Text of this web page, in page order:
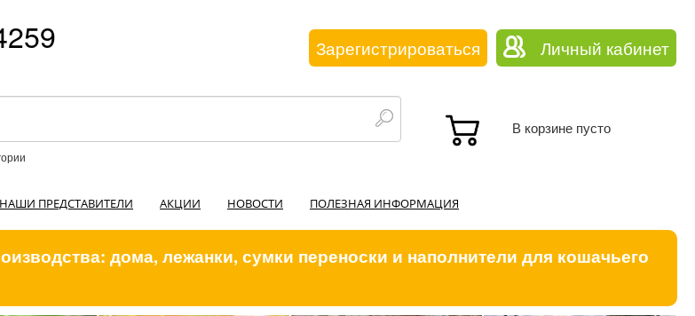
Зарегистрироваться Личный кабинет
В корзине пусто
НАШИ ПРЕДСТАВИТЕЛИ АКЦИИ НОВОСТИ ПОЛЕЗНАЯ ИНФОРМАЦИЯ
дома, лежанки, сумки переноски и наполнители для кошачьего